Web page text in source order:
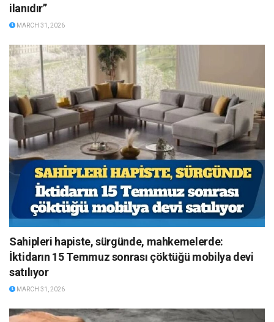
ilanıdır”
MARCH 31, 2026
Sahipleri hapiste, sürgünde, mahkemelerde:
İktidarın 15 Temmuz sonrası çöktüğü mobilya devi
satılıyor
MARCH 31, 2026